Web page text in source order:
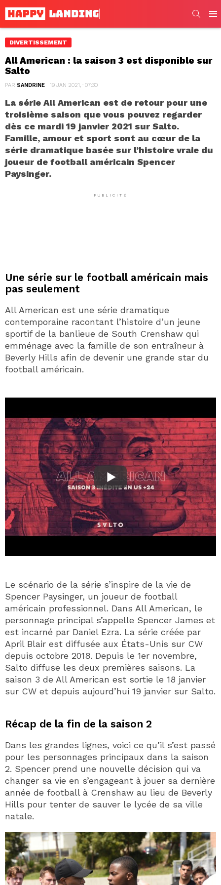
DIVERTISSEMENT
All American : la saison 3 est disponible sur
Salto
PAR SANDRINE 19 JAN 2021, · 07:30
La série All American est de retour pour une
troisième saison que vous pouvez regarder
dès ce mardi 19 janvier 2021 sur Salto.
Famille, amour et sport sont au cœur de la
série dramatique basée sur l’histoire vraie du
joueur de football américain Spencer
Paysinger.
PUBLICITÉ
Une série sur le football américain mais
pas seulement
All American est une série dramatique
contemporaine racontant l’histoire d’un jeune
sportif de la banlieue de South Crenshaw qui
emménage avec la famille de son entraîneur à
Beverly Hills afin de devenir une grande star du
football américain.
Le scénario de la série s’inspire de la vie de
Spencer Paysinger, un joueur de football
américain professionnel. Dans All American, le
personnage principal s’appelle Spencer James et
est incarné par Daniel Ezra. La série créée par
April Blair est diffusée aux États-Unis sur CW
depuis octobre 2018. Depuis le 1er novembre,
Salto diffuse les deux premières saisons. La
saison 3 de All American est sortie le 18 janvier
sur CW et depuis aujourd’hui 19 janvier sur Salto.
Récap de la fin de la saison 2
Dans les grandes lignes, voici ce qu’il s’est passé
pour les personnages principaux dans la saison
2. Spencer prend une nouvelle décision qui va
changer sa vie en s’engageant à jouer sa dernière
année de football à Crenshaw au lieu de Beverly
Hills pour tenter de sauver le lycée de sa ville
natale.